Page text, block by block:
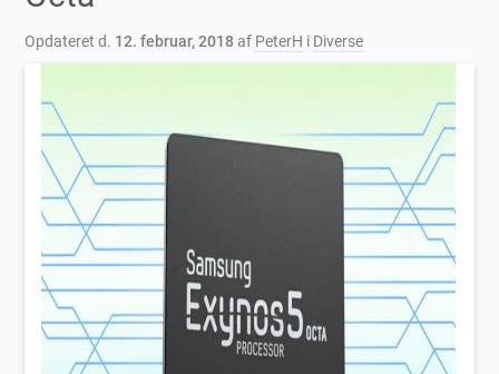
Opdateret d. 12. februar, 2018 af PeterH i Diverse